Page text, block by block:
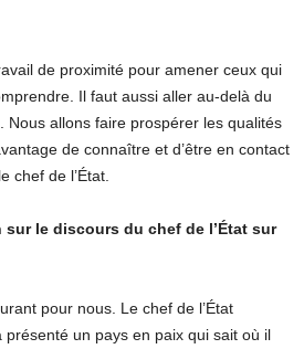
de proximité pour amener ceux qui
Il faut aussi aller au-delà du
Nous allons faire prospérer les qualités
de connaître et d’être en contact
chef de l’État.
le discours du chef de l’État sur
pour nous. Le chef de l’État
un pays en paix qui sait où il